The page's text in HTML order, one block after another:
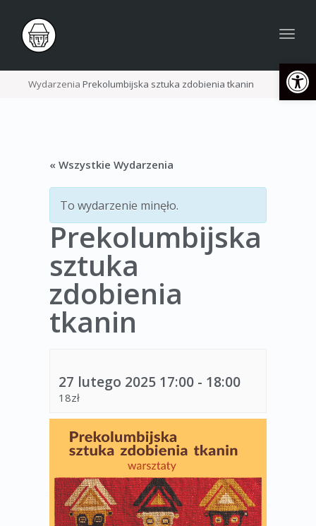
Wydarzenia Prekolumbijska sztuka zdobienia tkanin
« Wszystkie Wydarzenia
To wydarzenie minęło.
Prekolumbijska
sztuka
zdobienia
tkanin
27 lutego 2025 17:00 - 18:00
18zł